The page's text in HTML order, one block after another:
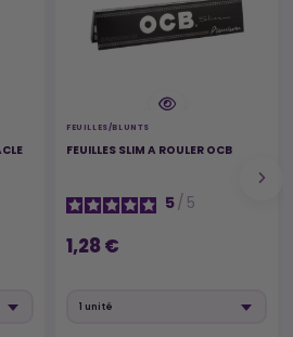
FEUILLES/BLUNTS
FEUILLES SLIM A ROULER OCB
5/ 5
1,28 €